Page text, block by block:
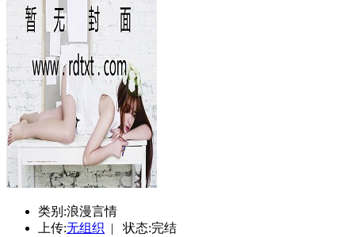
类别:浪漫言情
上传:无组织 | 状态:完结